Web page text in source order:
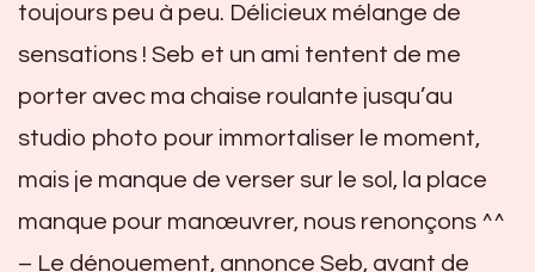
toujours peu à peu. Délicieux mélange de
sensations ! Seb et un ami tentent de me
porter avec ma chaise roulante jusqu’au
studio photo pour immortaliser le moment,
mais je manque de verser sur le sol, la place
manque pour manœuvrer, nous renonçons ^^
– Le dénouement, annonce Seb, avant de